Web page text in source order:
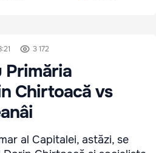
3 172
Primăria
Chirtoacă vs
al Capitalei, astăzi, se